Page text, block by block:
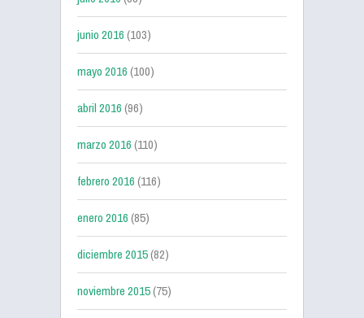
junio 2016(103)
mayo 2016(100)
abril 2016(96)
marzo 2016(110)
febrero 2016(116)
enero 2016(85)
diciembre 2015(82)
noviembre 2015(75)